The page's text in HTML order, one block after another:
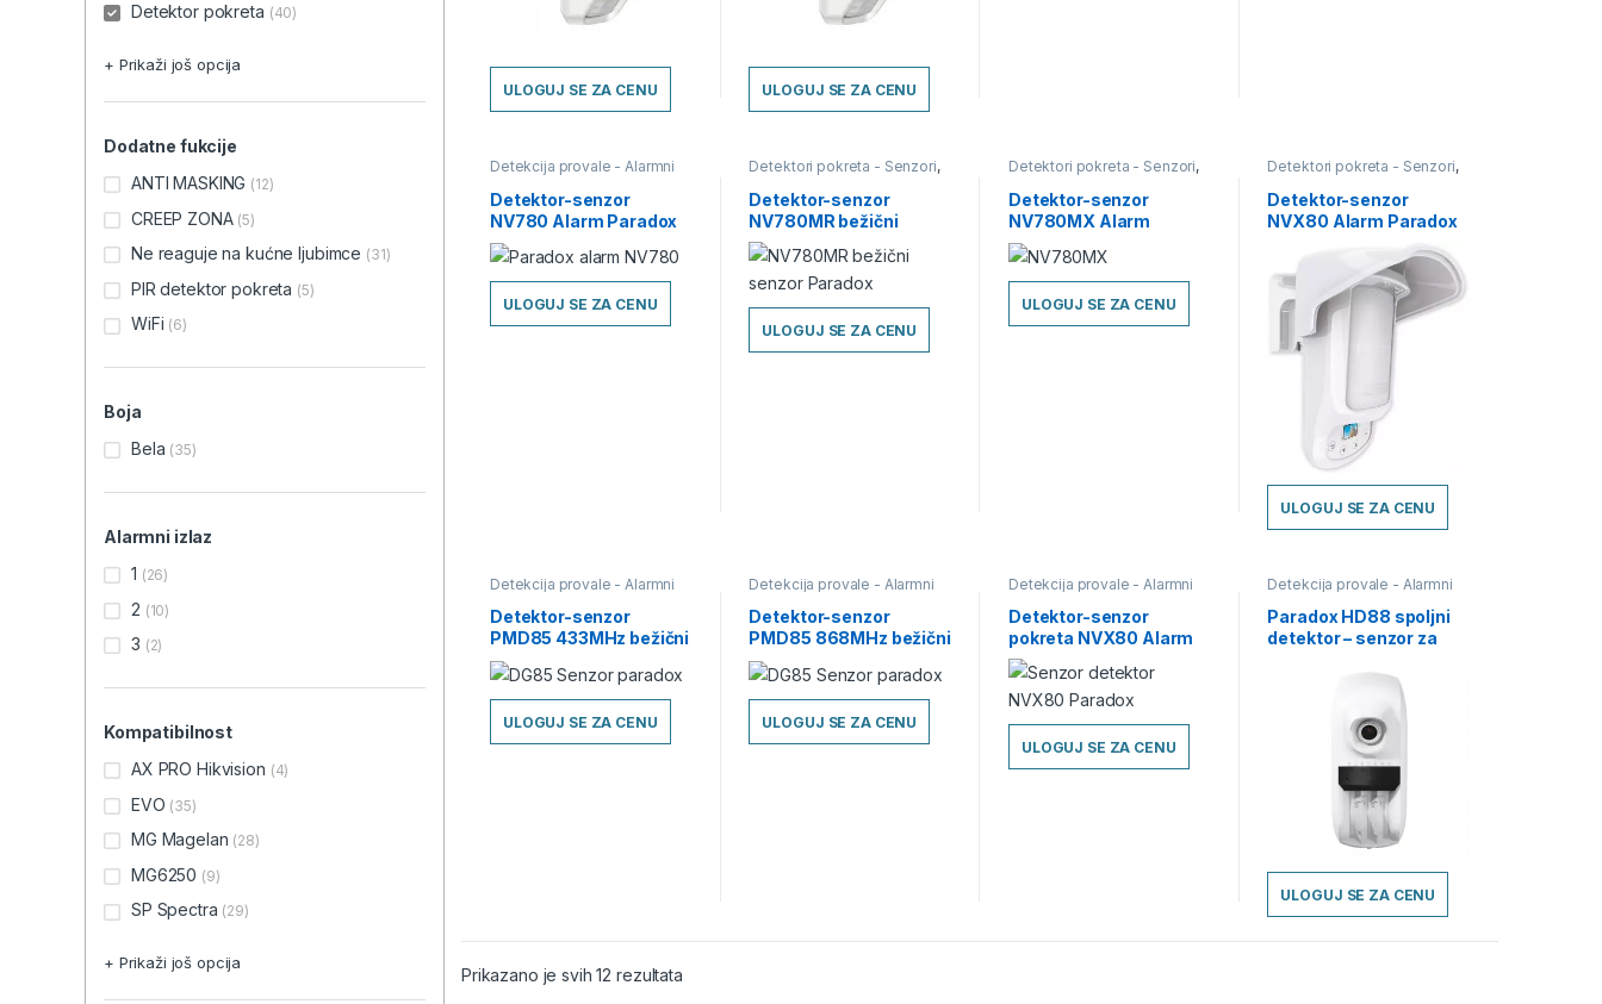
ULOGUJ SE ZA CENU ULOGUJ SE ZA CENU
Detekcija provale - Alarmni
, Detektori pokreta -
Senzori,Detektori-Senzori
Detektor-senzor
NV780 Alarm Paradox
cena
ULOGUJ SE ZA CENU
Detektori pokreta - Senzori,
Detektori-Senzori
Detektor-senzor
NV780MR bežični
433/844MHz – Alarm
Paradox
ULOGUJ SE ZA CENU
Detektori pokreta - Senzori,
Detektori-Senzori
Detektor-senzor
NV780MX Alarm
Paradox cena
ULOGUJ SE ZA CENU
Detektori pokreta - Senzori,
Detektori-Senzori
Detektor-senzor
NVX80 Alarm Paradox
ULOGUJ SE ZA CENU
Detekcija provale - Alarmni
, Detektori pokreta -
Senzori,Detektori-Senzori
Detektor-senzor
PMD85 433MHz bežični
– Alarm Paradox cena
ULOGUJ SE ZA CENU
Detekcija provale - Alarmni
, Detektori pokreta -
Senzori,Detektori-Senzori
Detektor-senzor
PMD85 868MHz bežični
– Alarm Paradox cena
ULOGUJ SE ZA CENU
Detekcija provale - Alarmni
, Detektori pokreta -
Senzori,Detektori-Senzori
Detektor-senzor
pokreta NVX80 Alarm
Paradox cena
ULOGUJ SE ZA CENU
Detekcija provale - Alarmni
, Detektori pokreta -
Senzori,Detektori-Senzori
Paradox HD88 spoljni
detektor – senzor za
ULOGUJ SE ZA CENU
Prikazano je svih 12 rezultata
Detektor pokreta (40)
+ Prikaži još opcija
Dodatne fukcije
ANTI MASKING (12)
CREEP ZONA (5)
Ne reaguje na kućne ljubimce (31)
PIR detektor pokreta (5)
WiFi (6)
Boja
Bela (35)
Alarmni izlaz
1 (26)
2 (10)
3 (2)
Kompatibilnost
AX PRO Hikvision (4)
EVO (35)
MG Magelan (28)
MG6250 (9)
SP Spectra (29)
+ Prikaži još opcija